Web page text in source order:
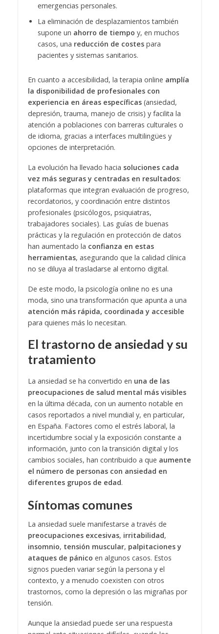
emergencias personales.
La eliminación de desplazamientos también
supone un ahorro de tiempo y, en muchos
casos, una reducción de costespara
pacientes y sistemas sanitarios.
En cuanto a accesibilidad, la terapia online amplía
la disponibilidad de profesionales con
experiencia en áreas específicas(ansiedad,
depresión, trauma, manejo de crisis) y facilita la
atención a poblaciones con barreras culturales o
de idioma, gracias a interfaces multilingües y
opciones de interpretación.
La evolución ha llevado hacia soluciones cada
vez más seguras y centradas en resultados:
plataformas que integran evaluación de progreso,
recordatorios, y coordinación entre distintos
profesionales (psicólogos, psiquiatras,
trabajadores sociales). Las guías de buenas
prácticas y la regulación en protección de datos
han aumentado la confianza en estas
herramientas, asegurando que la calidad clínica
no se diluya al trasladarse al entorno digital.
De este modo, la psicología online no es una
moda, sino una transformación que apunta a una
atención más rápida, coordinada y accesible
para quienes más lo necesitan.
El trastorno de ansiedad y su
tratamiento
La ansiedad se ha convertido en una de las
preocupaciones de salud mental más visibles
en la última década, con un aumento notable en
casos reportados a nivel mundial y, en particular,
en España. Factores como el estrés laboral, la
incertidumbre social y la exposición constante a
información, junto con la transición digital y los
cambios sociales, han contribuido a que aumente
el número de personas con ansiedad en
diferentes grupos de edad.
Síntomas comunes
La ansiedad suele manifestarse a través de
preocupaciones excesivas, irritabilidad,
insomnio, tensión muscular, palpitaciones y
ataques de pánico en algunos casos. Estos
signos pueden variar según la persona y el
contexto, y a menudo coexisten con otros
trastornos, como la depresión o las migrañas por
tensión.
Aunque la ansiedad puede ser una respuesta